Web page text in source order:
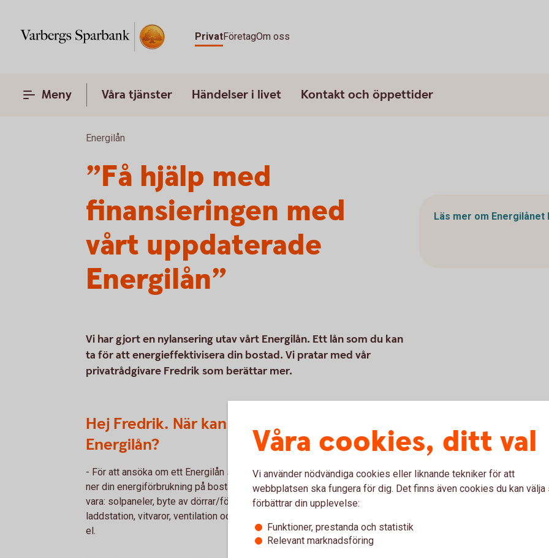
PrivatFöretagOm oss
Meny Våra tjänster Händelser i livet Kontakt och öppettider
Energilån
”Få hjälp med
finansieringen med
vårt uppdaterade
Energilån”
Vi har gjort en nylansering utav vårt Energilån. Ett lån som du kan
ta för att energieffektivisera din bostad. Vi pratar med vår
privatrådgivare Fredrik som berättar mer.
Hej Fredrik. När kan man ansöka om ett
Energilån?
- För att ansöka om ett Energilån ska du investera i lösningar som kan dra
ner din energiförbrukning på bostaden. En sådan åtgärd kan till exempel
vara: solpaneler, byte av dörrar/fönster, tilläggsisolering, värmepumpar,
laddstation, vitvaror, ventilation och batterier för lagring av egenproducerad
el.
Läs mer om Energilånet
Våra cookies, ditt val
Vi använder nödvändiga cookies eller liknande tekniker för att
webbplatsen ska fungera för dig. Det finns även cookies du kan välja
förbättrar din upplevelse:
Funktioner, prestanda och statistik
Relevant marknadsföring